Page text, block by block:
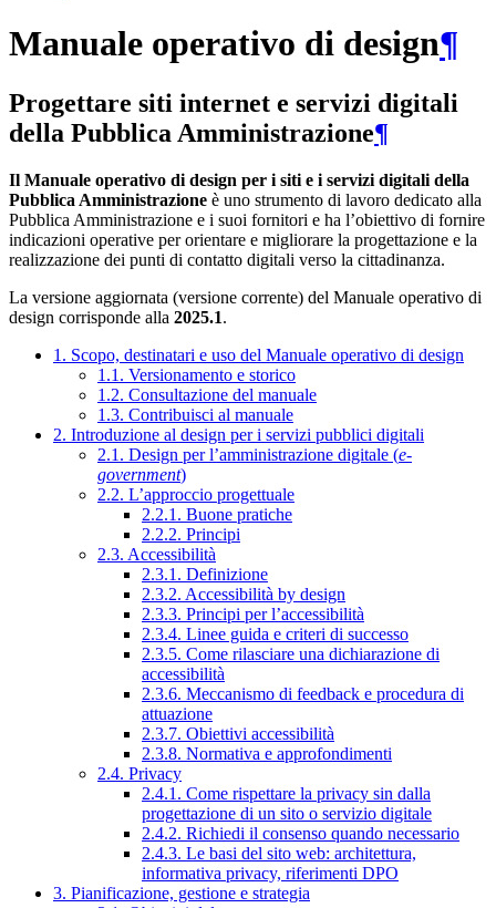
Manuale operativo di design¶
Progettare siti internet e servizi digitali
della Pubblica Amministrazione¶
Il Manuale operativo di design per i siti e i servizi digitali della
Pubblica Amministrazione è uno strumento di lavoro dedicato alla
Pubblica Amministrazione e i suoi fornitori e ha l’obiettivo di fornire
indicazioni operative per orientare e migliorare la progettazione e la
realizzazione dei punti di contatto digitali verso la cittadinanza.
La versione aggiornata (versione corrente) del Manuale operativo di
design corrisponde alla 2025.1.
1. Scopo, destinatari e uso del Manuale operativo di design
1.1. Versionamento e storico
1.2. Consultazione del manuale
1.3. Contribuisci al manuale
2. Introduzione al design per i servizi pubblici digitali
2.1. Design per l’amministrazione digitale (e-
government)
2.2. L’approccio progettuale
2.2.1. Buone pratiche
2.2.2. Principi
2.3. Accessibilità
2.3.1. Definizione
2.3.2. Accessibilità by design
2.3.3. Principi per l’accessibilità
2.3.4. Linee guida e criteri di successo
2.3.5. Come rilasciare una dichiarazione di
accessibilità
2.3.6. Meccanismo di feedback e procedura di
attuazione
2.3.7. Obiettivi accessibilità
2.3.8. Normativa e approfondimenti
2.4. Privacy
2.4.1. Come rispettare la privacy sin dalla
progettazione di un sito o servizio digitale
2.4.2. Richiedi il consenso quando necessario
2.4.3. Le basi del sito web: architettura,
informativa privacy, riferimenti DPO
3. Pianificazione, gestione e strategia